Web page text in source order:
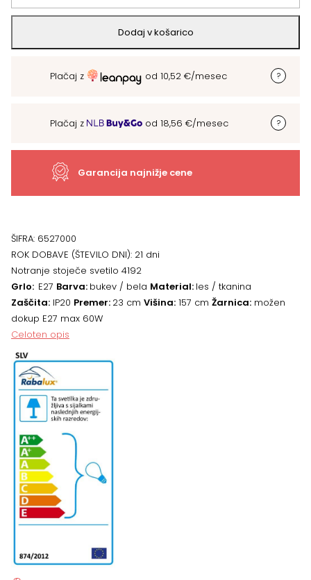
4192,
višine
Dodaj v košarico
Plačaj z od 10,52 €/mesec
Plačaj z od 18,56 €/mesec
Garancija najnižje cene
ŠIFRA: 6527000
ROK DOBAVE (ŠTEVILO DNI): 21 dni
Notranje stoječe svetilo 4192
Grlo: E27 Barva: bukev / bela Material: les / tkanina
Zaščita: IP20 Premer: 23 cm Višina: 157 cm Žarnica: možen
dokup E27 max 60W
Celoten opis